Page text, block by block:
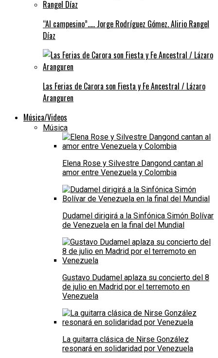
“Al campesino”….. Jorge Rodríguez Gómez. Alirio Rangel
Díaz
Las Ferias de Carora son Fiesta y Fe Ancestral / Lázaro
Aranguren
Música/Videos
Música
Elena Rose y Silvestre Dangond cantan al
amor entre Venezuela y Colombia
Dudamel dirigirá a la Sinfónica Simón Bolívar
de Venezuela en la final del Mundial
Gustavo Dudamel aplaza su concierto del 8
de julio en Madrid por el terremoto en
Venezuela
La guitarra clásica de Nirse González
resonará en solidaridad por Venezuela